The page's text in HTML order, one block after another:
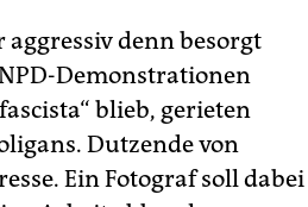
denn besorgt
Demonstrationen
blieb, gerieten
Dutzende von
Ein Fotograf soll dabei